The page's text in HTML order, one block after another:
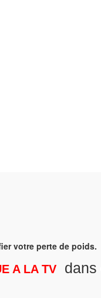
votre perte de poids.
A LA TV dans